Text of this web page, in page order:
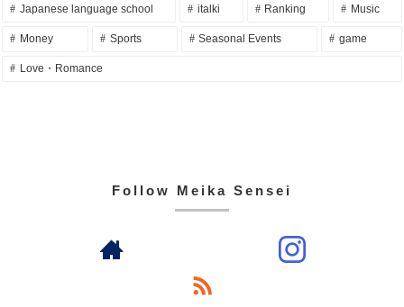
Japanese language school italki Ranking Music
Money Sports Seasonal Events game
Love・Romance
Follow Meika Sensei